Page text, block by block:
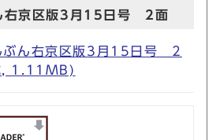
右京区版3月15日号 2面
ぶん右京区版3月15日号 2
, 1.11MB)